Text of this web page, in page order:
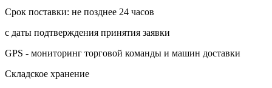
Срок поставки: не позднее 24 часов
с даты подтверждения принятия заявки
GPS - мониторинг торговой команды и машин доставки
Складское хранение